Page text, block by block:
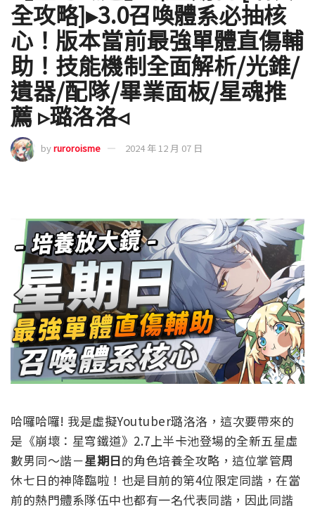
全攻略]▸3.0召喚體系必抽核
心！版本當前最強單體直傷輔
助！技能機制全面解析/光錐/
遺器/配隊/畢業面板/星魂推
薦 ▹璐洛洛◃
byruroroisme 2024 年 12 月 07 日
哈囉哈囉! 我是虛擬Youtuber璐洛洛，這次要帶來的
是《崩壞：星穹鐵道》2.7上半卡池登場的全新五星虛
數男同～諧－星期日的角色培養全攻略，這位掌管周
休七日的神降臨啦！也是目前的第4位限定同諧，在當
前的熱門體系隊伍中也都有一名代表同諧，因此同諧